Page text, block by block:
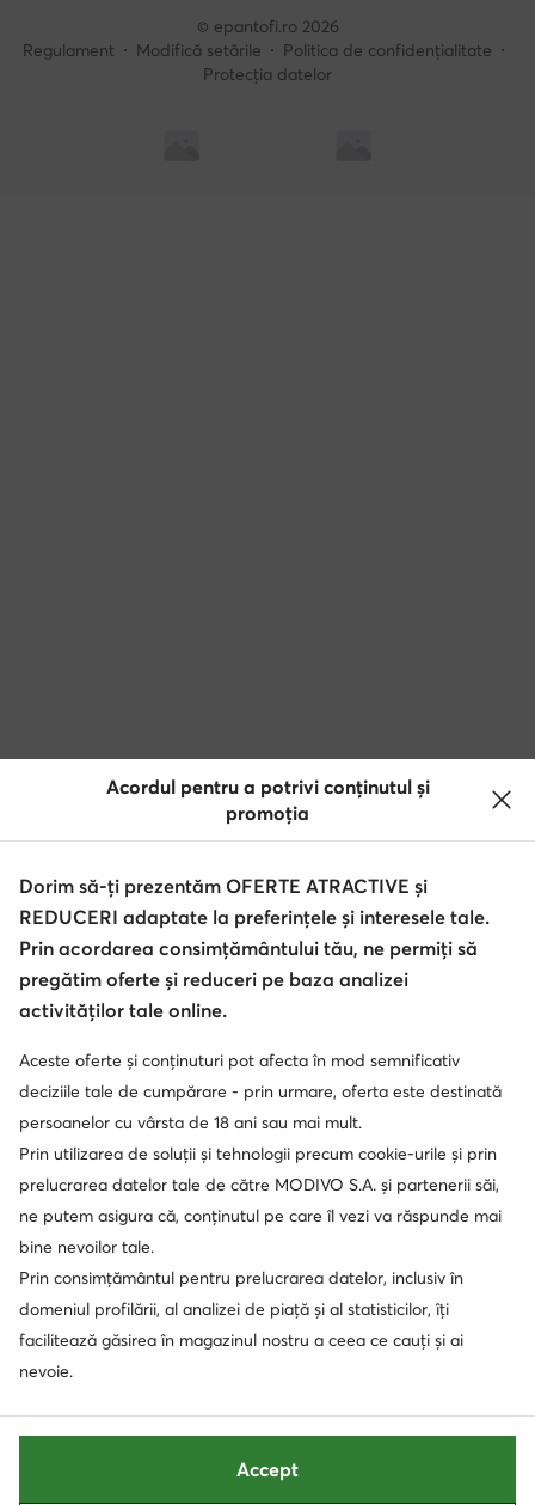
© epantofi.ro 2026
Regulament
Modifică setările
Politica de confidențialitate
Protecția datelor
Acordul pentru a potrivi conținutul și
promoția
Dorim să-ți prezentăm OFERTE ATRACTIVE și
REDUCERI adaptate la preferințele și interesele tale.
Prin acordarea consimțământului tău, ne permiți să
pregătim oferte și reduceri pe baza analizei
activităților tale online.
Aceste oferte și conținuturi pot afecta în mod semnificativ
deciziile tale de cumpărare - prin urmare, oferta este destinată
persoanelor cu vârsta de 18 ani sau mai mult.
Prin utilizarea de soluții și tehnologii precum cookie-urile și prin
prelucrarea datelor tale de către MODIVO S.A. și partenerii săi,
ne putem asigura că, conținutul pe care îl vezi va răspunde mai
bine nevoilor tale.
Prin consimțământul pentru prelucrarea datelor, inclusiv în
domeniul profilării, al analizei de piață și al statisticilor, îți
facilitează găsirea în magazinul nostru a ceea ce cauți și ai
nevoie.
Accept